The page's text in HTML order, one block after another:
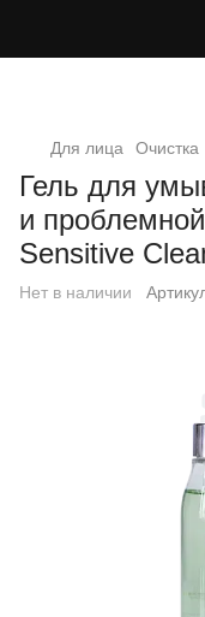
Для лица Очистка
Гель для
и
Sensitive
Нет в наличии